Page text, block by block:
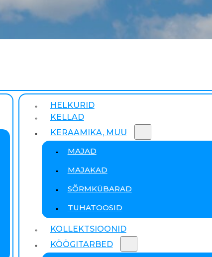
HELKURID
KELLAD
KERAAMIKA, MUU
MAJAD
MAJAKAD
SÕRMKÜBARAD
TUHATOOSID
KOLLEKTSIOONID
KÖÖGITARBED